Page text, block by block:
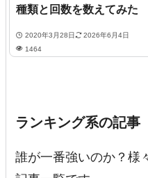
種類と回数を数えてみた
2020年3月28日
2026年6月4日
1464
ランキング系の記事
誰が一番強いのか？様